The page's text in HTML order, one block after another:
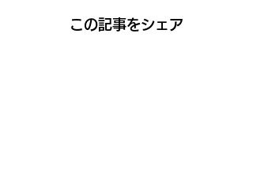
この記事をシェア